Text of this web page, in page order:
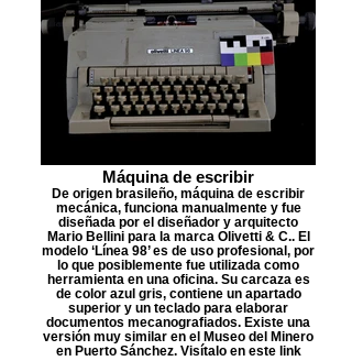
Máquina de escribir
De origen brasileño, máquina de escribir
mecánica, funciona manualmente y fue
diseñada por el diseñador y arquitecto
Mario Bellini para la marca Olivetti & C.. El
modelo ‘Línea 98’ es de uso profesional, por
lo que posiblemente fue utilizada como
herramienta en una oficina. Su carcaza es
de color azul gris, contiene un apartado
superior y un teclado para elaborar
documentos mecanografiados. Existe una
versión muy similar en el Museo del Minero
en Puerto Sánchez. Visítalo en este link